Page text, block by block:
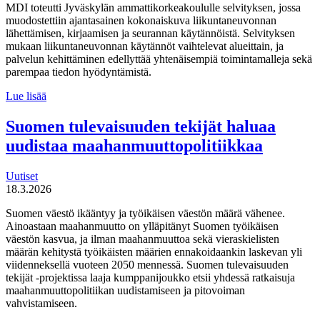
MDI toteutti Jyväskylän ammattikorkeakoululle selvityksen, jossa
muodostettiin ajantasainen kokonaiskuva liikuntaneuvonnan
lähettämisen, kirjaamisen ja seurannan käytännöistä. Selvityksen
mukaan liikuntaneuvonnan käytännöt vaihtelevat alueittain, ja
palvelun kehittäminen edellyttää yhtenäisempiä toimintamalleja sekä
parempaa tiedon hyödyntämistä.
Lue lisää
liikuntaneuvontapalvelun
kirjaamisen,
lähettämisen
käytännöistä
Suomen tulevaisuuden tekijät haluaa
uudistaa maahanmuuttopolitiikkaa
Uutiset
18.3.2026
Suomen väestö ikääntyy ja työikäisen väestön määrä vähenee.
Ainoastaan maahanmuutto on ylläpitänyt Suomen työikäisen
väestön kasvua, ja ilman maahanmuuttoa sekä vieraskielisten
määrän kehitystä työikäisten määrien ennakoidaankin laskevan yli
viidenneksellä vuoteen 2050 mennessä. Suomen tulevaisuuden
tekijät -projektissa laaja kumppanijoukko etsii yhdessä ratkaisuja
maahanmuuttopolitiikan uudistamiseen ja pitovoiman
vahvistamiseen.